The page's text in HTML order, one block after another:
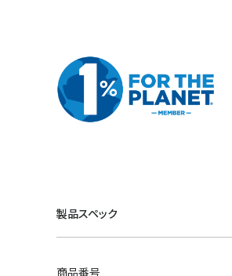
製品スペック
商品番号